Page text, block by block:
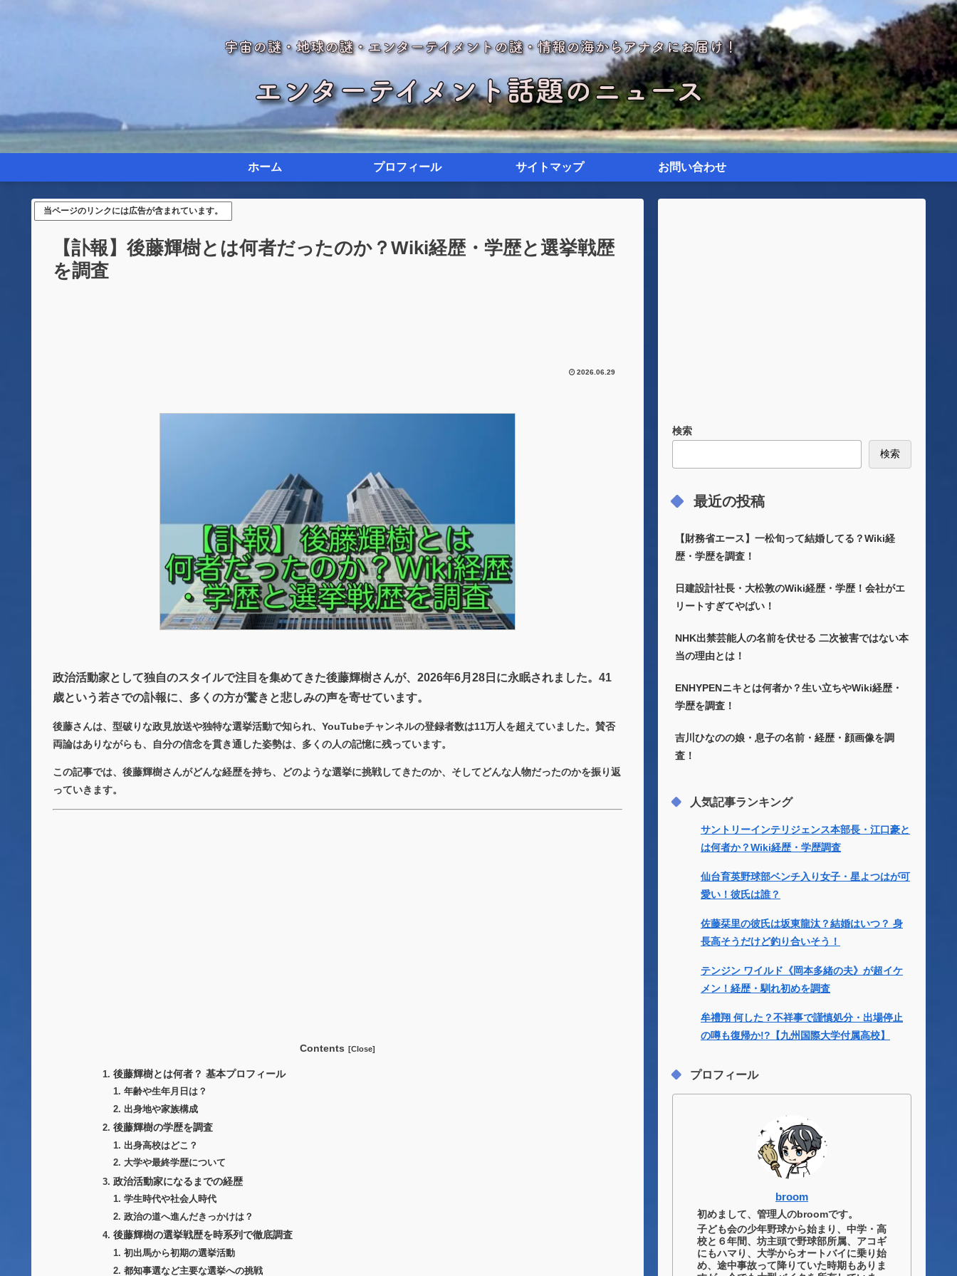
ホーム プロフィール サイトマップ お問い合わせ
当ページのリンクには広告が含まれています。
【訃報】後藤輝樹とは何者だったのか？Wiki経歴・学歴と選挙戦歴
を調査
2026.06.29
政治活動家として独自のスタイルで注目を集めてきた後藤輝樹さんが、2026年6月28日に永眠されました。41
歳という若さでの訃報に、多くの方が驚きと悲しみの声を寄せています。
後藤さんは、型破りな政見放送や独特な選挙活動で知られ、YouTubeチャンネルの登録者数は11万人を超えていました。賛否
両論はありながらも、自分の信念を貫き通した姿勢は、多くの人の記憶に残っています。
この記事では、後藤輝樹さんがどんな経歴を持ち、どのような選挙に挑戦してきたのか、そしてどんな人物だったのかを振り返
っていきます。
Contents
後藤輝樹とは何者？ 基本プロフィール
年齢や生年月日は？
出身地や家族構成
後藤輝樹の学歴を調査
出身高校はどこ？
大学や最終学歴について
政治活動家になるまでの経歴
学生時代や社会人時代
政治の道へ進んだきっかけは？
後藤輝樹の選挙戦歴を時系列で徹底調査
初出馬から初期の選挙活動
都知事選など主要な選挙への挑戦
検索
検索
最近の投稿
【財務省エース】一松旬って結婚してる？Wiki経
歴・学歴を調査！
日建設計社長・大松敦のWiki経歴・学歴！会社がエ
リートすぎてやばい！
NHK出禁芸能人の名前を伏せる 二次被害ではない本
当の理由とは！
ENHYPENニキとは何者か？生い立ちやWiki経歴・
学歴を調査！
吉川ひなのの娘・息子の名前・経歴・顔画像を調
査！
人気記事ランキング
サントリーインテリジェンス本部長・江口豪と
は何者か？Wiki経歴・学歴調査
仙台育英野球部ベンチ入り女子・星よつはが可
愛い！彼氏は誰？
佐藤栞里の彼氏は坂東龍汰？結婚はいつ？ 身
長高そうだけど釣り合いそう！
テンジン ワイルド《岡本多緒の夫》が超イケ
メン！経歴・馴れ初めを調査
牟禮翔 何した？不祥事で謹慎処分・出場停止
の噂も復帰か!?【九州国際大学付属高校】
プロフィール
broom
初めまして、管理人のbroomです。
子ども会の少年野球から始まり、中学・高
校と６年間、坊主頭で野球部所属、アコギ
にもハマり、大学からオートバイに乗り始
め、途中事故って降りていた時期もありま